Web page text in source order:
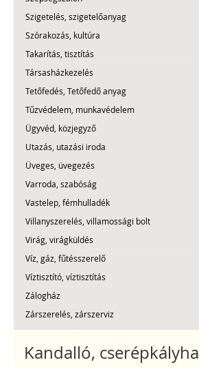
Szigetelés, szigetelőanyag
Szórakozás, kultúra
Takarítás, tisztítás
Társasházkezelés
Tetőfedés, Tetőfedő anyag
Tűzvédelem, munkavédelem
Ügyvéd, közjegyző
Utazás, utazási iroda
Üveges, üvegezés
Varroda, szabóság
Vastelep, fémhulladék
Villanyszerelés, villamossági bolt
Virág, virágküldés
Víz, gáz, fűtésszerelő
Víztisztító, víztisztítás
Zálogház
Zárszerelés, zárszerviz
Kandalló, cserépkályha